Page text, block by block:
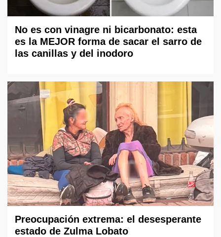
No es con vinagre ni bicarbonato: esta
es la MEJOR forma de sacar el sarro de
las canillas y del inodoro
Preocupación extrema: el desesperante
estado de Zulma Lobato